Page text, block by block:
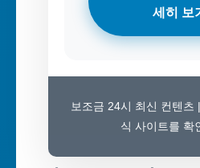
세히 보
보조금 24시 최신 컨텐츠
식 사이트를 확